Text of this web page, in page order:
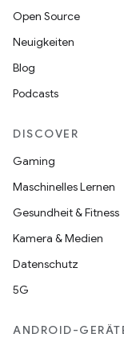
Open Source
Neuigkeiten
Blog
Podcasts
DISCOVER
Gaming
Maschinelles Lernen
Gesundheit & Fitness
Kamera & Medien
Datenschutz
5G
ANDROID-